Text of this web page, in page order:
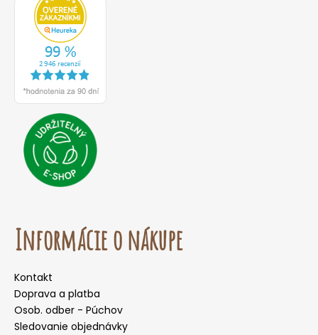
Informácie o nákupe
Kontakt
Doprava a platba
Osob. odber - Púchov
Sledovanie objednávky